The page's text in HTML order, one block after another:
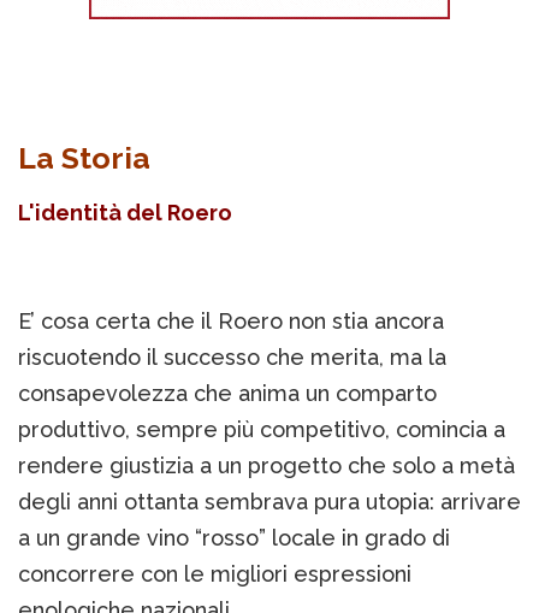
La Storia
L'identità del Roero
E’ cosa certa che il Roero non stia ancora
riscuotendo il successo che merita, ma la
consapevolezza che anima un comparto
produttivo, sempre più competitivo, comincia a
rendere giustizia a un progetto che solo a metà
degli anni ottanta sembrava pura utopia: arrivare
a un grande vino “rosso” locale in grado di
concorrere con le migliori espressioni